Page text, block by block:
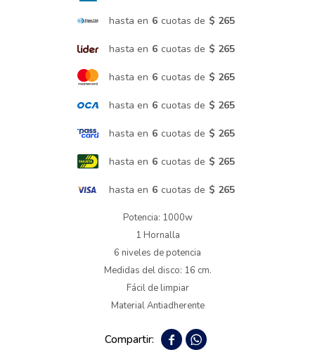
hasta en 6 cuotas de $ 265
hasta en 6 cuotas de $ 265
hasta en 6 cuotas de $ 265
hasta en 6 cuotas de $ 265
hasta en 6 cuotas de $ 265
hasta en 6 cuotas de $ 265
hasta en 6 cuotas de $ 265
Potencia: 1000w
1 Hornalla
6 niveles de potencia
Medidas del disco: 16 cm.
Fácil de limpiar
Material Antiadherente
 
Termotanques
Bicicletas y más